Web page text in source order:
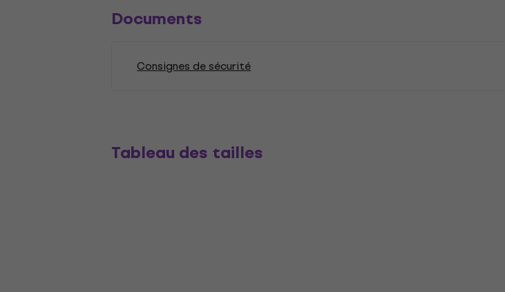
Documents
Consignes de sécurité
Tableau des tailles